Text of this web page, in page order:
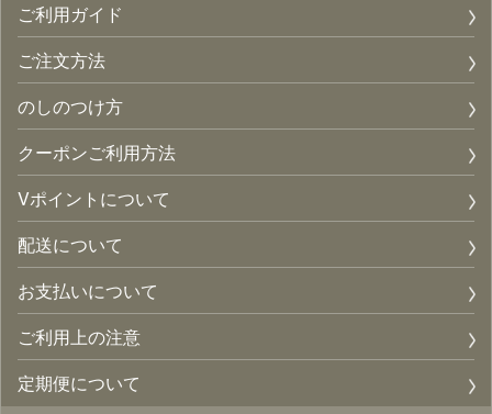
ご利用ガイド
ご注文方法
のしのつけ方
クーポンご利用方法
Vポイントについて
配送について
お支払いについて
ご利用上の注意
定期便について